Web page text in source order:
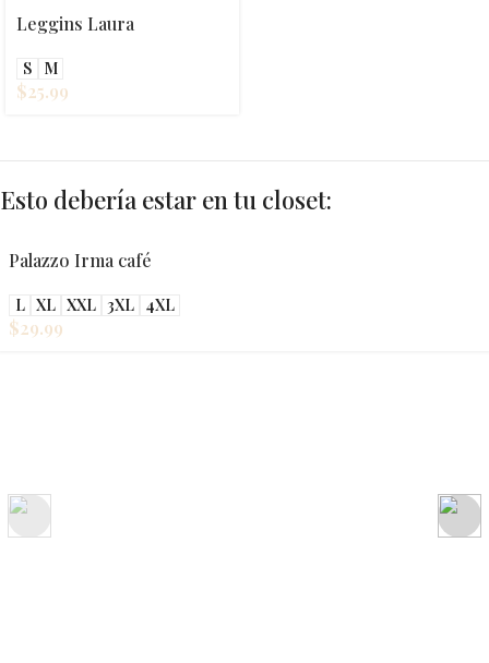
Leggins Laura
S M
$25.99
Esto debería estar en tu closet:
Palazzo Irma café
L XL XXL 3XL 4XL
$29.99